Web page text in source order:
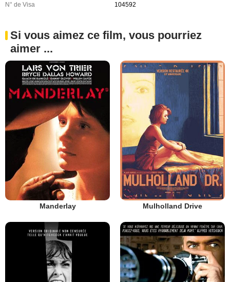
N° de Visa
104592
Si vous aimez ce film, vous pourriez
aimer ...
Manderlay Mulholland Drive